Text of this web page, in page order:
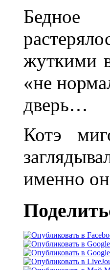
Бедное
жуткими
«не
дверь…
Котэ
именно